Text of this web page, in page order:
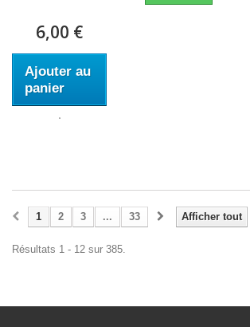
6,00 €
Ajouter au
panier
Afficher tout
1 2 3 ... 33
Résultats 1 - 12 sur 385.